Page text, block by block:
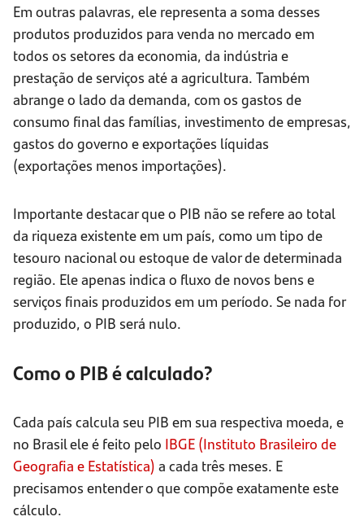
Em outras palavras, ele representa a soma desses
produtos produzidos para venda no mercado em
todos os setores da economia, da indústria e
prestação de serviços até a agricultura. Também
abrange o lado da demanda, com os gastos de
consumo final das famílias, investimento de empresas,
gastos do governo e exportações líquidas
(exportações menos importações).
Importante destacar que o PIB não se refere ao total
da riqueza existente em um país, como um tipo de
tesouro nacional ou estoque de valor de determinada
região. Ele apenas indica o fluxo de novos bens e
serviços finais produzidos em um período. Se nada for
produzido, o PIB será nulo.
Como o PIB é calculado?
Cada país calcula seu PIB em sua respectiva moeda, e
no Brasil ele é feito pelo IBGE (Instituto Brasileiro de
Geografia e Estatística) a cada três meses. E
precisamos entender o que compõe exatamente este
cálculo.